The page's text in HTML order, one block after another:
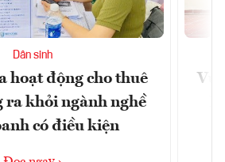
Dân sinh
hoạt động cho thuê
ra khỏi ngành nghề
có điều kiện